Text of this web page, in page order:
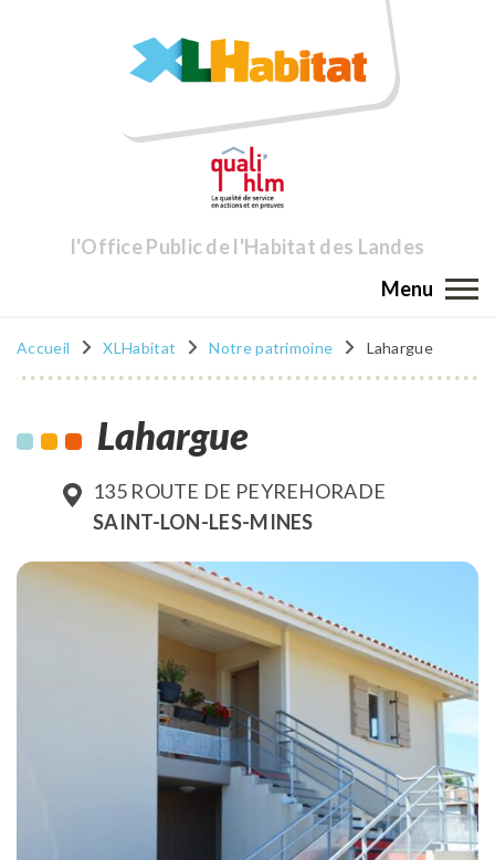
l'Office Public de l'Habitat des Landes
Menu
Accueil XLHabitat Notre patrimoine Lahargue
Lahargue
135 ROUTE DE PEYREHORADE
SAINT-LON-LES-MINES